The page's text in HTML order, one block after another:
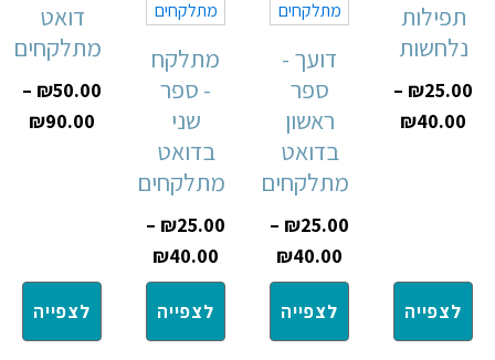
תפילות
נלחשות
₪25.00
–
₪40.00
לצפייה
דועך -
ספר
ראשון
בדואט
מתלקחים
₪25.00
–
₪40.00
לצפייה
מתלקח
- ספר
שני
בדואט
מתלקחים
₪25.00
–
₪40.00
לצפייה
דואט
מתלקחים
₪50.00
–
₪90.00
לצפייה